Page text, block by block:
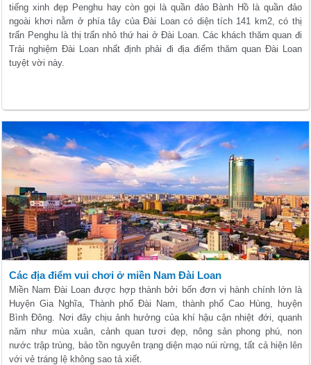
tiếng xinh đẹp Penghu hay còn gọi là quần đảo Bành Hồ là quần đảo
ngoài khơi nằm ở phía tây của Đài Loan có diện tích 141 km2, có thị
trấn Penghu là thị trấn nhỏ thứ hai ở Đài Loan. Các khách thăm quan đi
Trải nghiệm Đài Loan nhất định phải đi địa điểm thăm quan Đài Loan
tuyệt vời này.
Các địa điểm vui chơi ở miền Nam Đài Loan
Miền Nam Đài Loan được hợp thành bởi bốn đơn vị hành chính lớn là
Huyện Gia Nghĩa, Thành phố Đài Nam, thành phố Cao Hùng, huyện
Bình Đông. Nơi đây chịu ảnh hưởng của khí hậu cận nhiệt đới, quanh
năm như mùa xuân, cảnh quan tươi đẹp, nông sản phong phú, non
nước trập trùng, bảo tồn nguyên trạng diện mạo núi rừng, tất cả hiện lên
với vẻ tráng lệ không sao tả xiết.